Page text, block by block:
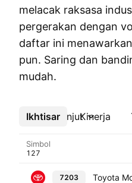
melacak raksasa
pergerakan dengan
daftar ini
pun. Saring dan
mudah.
Ikhtisar Kinerja
Lebih lanjut
Simbol
7203 Toyota